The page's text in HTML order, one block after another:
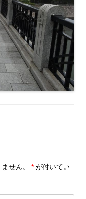
せん。 * が付いてい